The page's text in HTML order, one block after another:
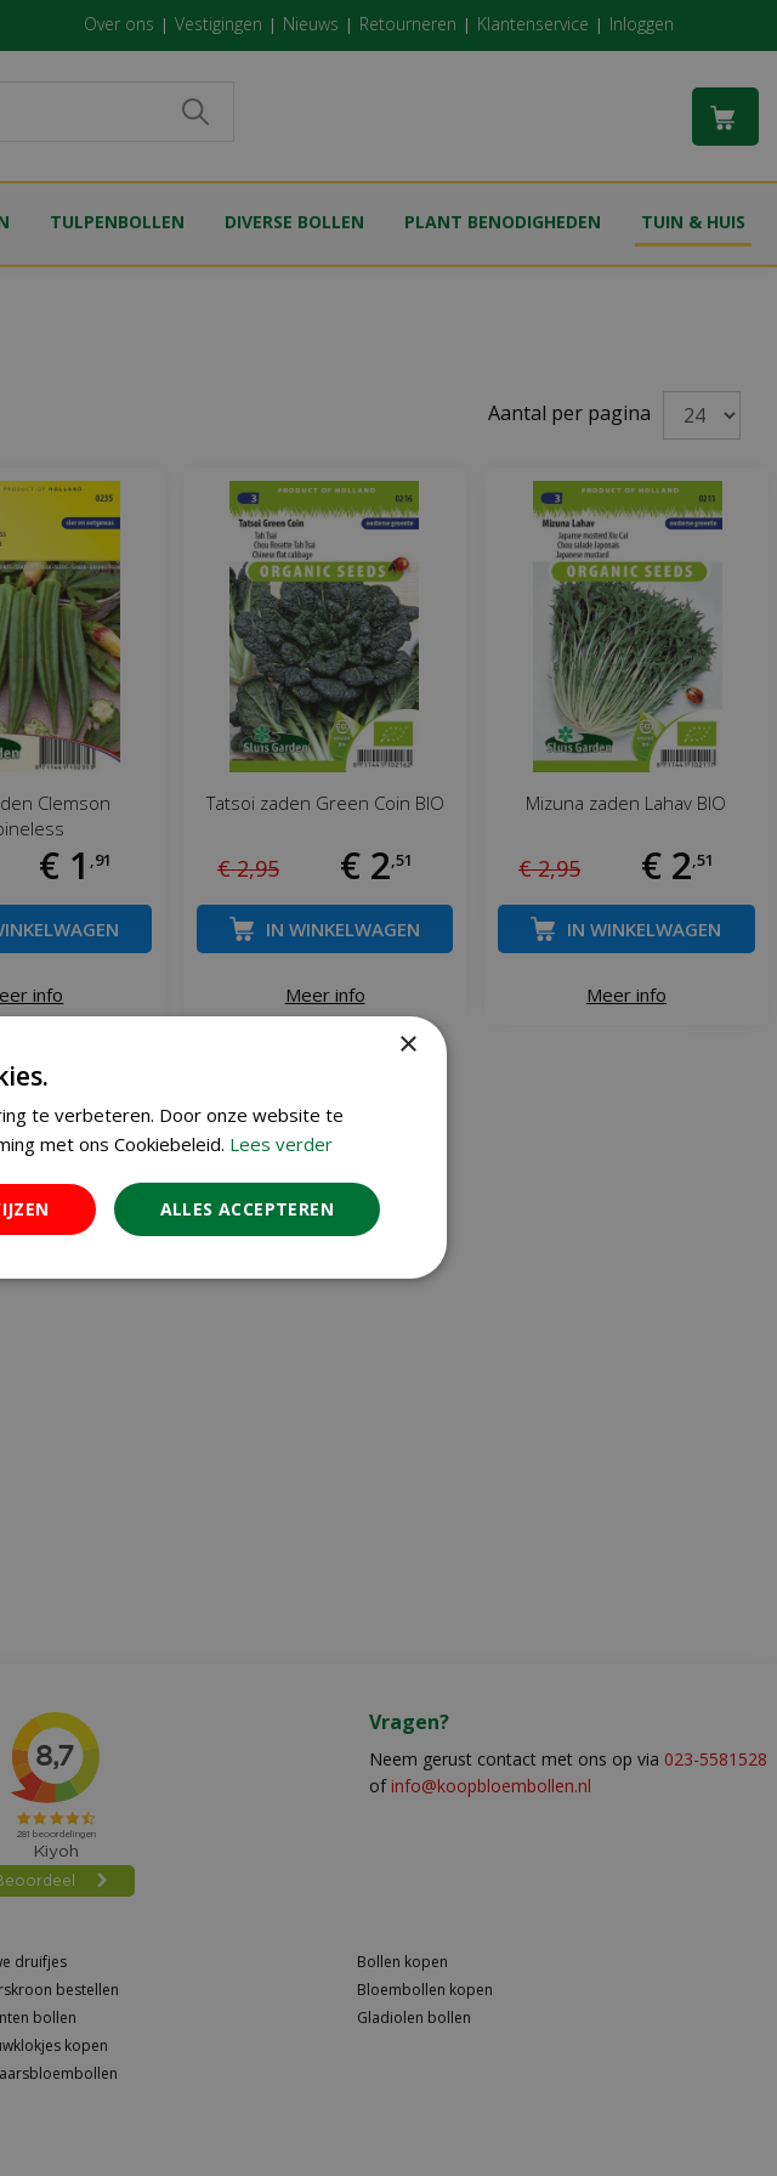
Over ons Vestigingen Nieuws Retourneren Klantenservice Inloggen
TULPENBOLLEN DIVERSE BOLLEN PLANT BENODIGHEDEN TUIN & HUIS
Aantal per pagina
Clemson
€ 1 91
info
Tatsoi zaden Green Coin BIO
€ 2,95 € 2 51
Meer info
IN WINKELWAGEN
Mizuna zaden Lahav BIO
€ 2,95 € 2 ,51
Meer info
IN WINKELWAGEN
Vragen?
Neem gerust contact met ons op via 023-5581528
of info@koopbloembollen.nl
druifjes
bestellen
bollen
kopen
Bollen kopen
Bloembollen kopen
Gladiolen bollen
×
te verbeteren. Door onze website te
met ons Cookiebeleid. Lees verder
ALLES ACCEPTEREN